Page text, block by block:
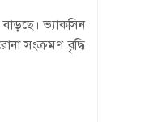
ভ্যাকসিন
সংক্রমণ বৃদ্ধি